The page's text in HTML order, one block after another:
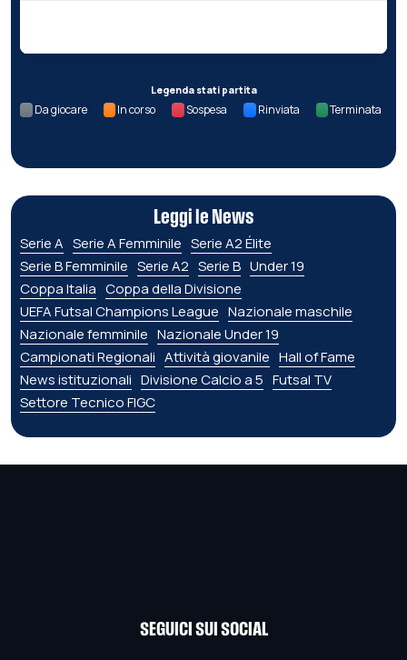
Legenda stati partita
Da giocare In corso Sospesa Rinviata Terminata
Leggi le News
Serie A Serie A Femminile Serie A2 Élite
Serie B Femminile Serie A2 Serie B Under 19
Coppa Italia Coppa della Divisione
UEFA Futsal Champions League Nazionale maschile
Nazionale femminile Nazionale Under 19
Campionati Regionali Attività giovanile Hall of Fame
News istituzionali Divisione Calcio a 5 Futsal TV
Settore Tecnico FIGC
SEGUICI SUI SOCIAL